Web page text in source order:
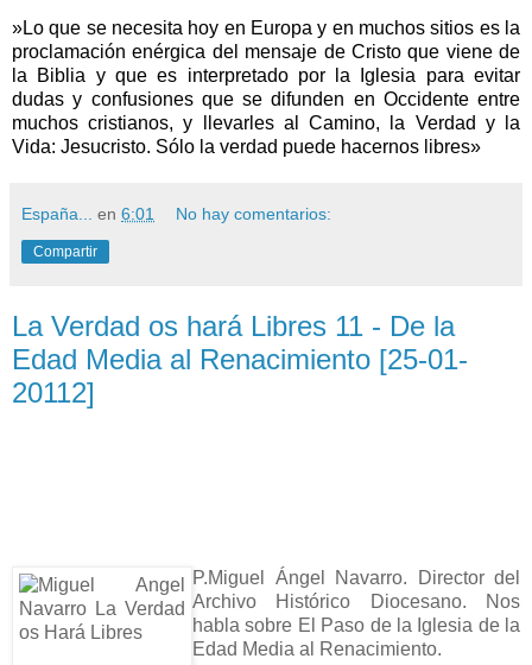
»Lo que se necesita hoy en Europa y en muchos sitios es la
proclamación enérgica del mensaje de Cristo que viene de
la Biblia y que es interpretado por la Iglesia para evitar
dudas y confusiones que se difunden en Occidente entre
muchos cristianos, y llevarles al Camino, la Verdad y la
Vida: Jesucristo. Sólo la verdad puede hacernos libres»
España... en 6:01 No hay comentarios:
Compartir
La Verdad os hará Libres 11 - De la
Edad Media al Renacimiento [25-01-
20112]
P.Miguel Ángel Navarro. Director del
Archivo Histórico Diocesano. Nos
habla sobre El Paso de la Iglesia de la
Edad Media al Renacimiento.